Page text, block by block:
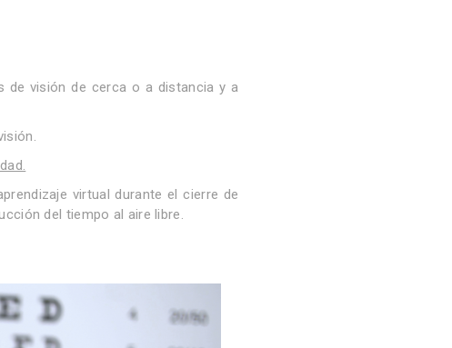
de visión de cerca o a distancia y a
virtual durante el cierre de
del tiempo al aire libre.